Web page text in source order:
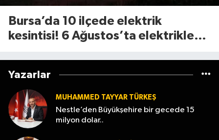
Bursa’da 10 ilçede elektrik
kesintisi! 6 Ağustos’ta elektrikler
Yazarlar
MUHAMMED TAYYAR TÜRKEŞ
Nestle’den Büyükşehire bir gecede 15
milyon dolar..